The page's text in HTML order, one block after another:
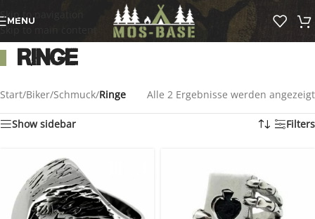
Skip to navigation
Skip to main content
MENU
Ringe
Start/Biker/Schmuck/Ringe Alle 2 Ergebnisse werden angezeigt
Show sidebar Filters